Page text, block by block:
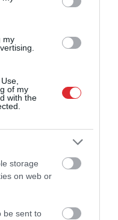
my
of my
with the
storage
on web or
be sent to